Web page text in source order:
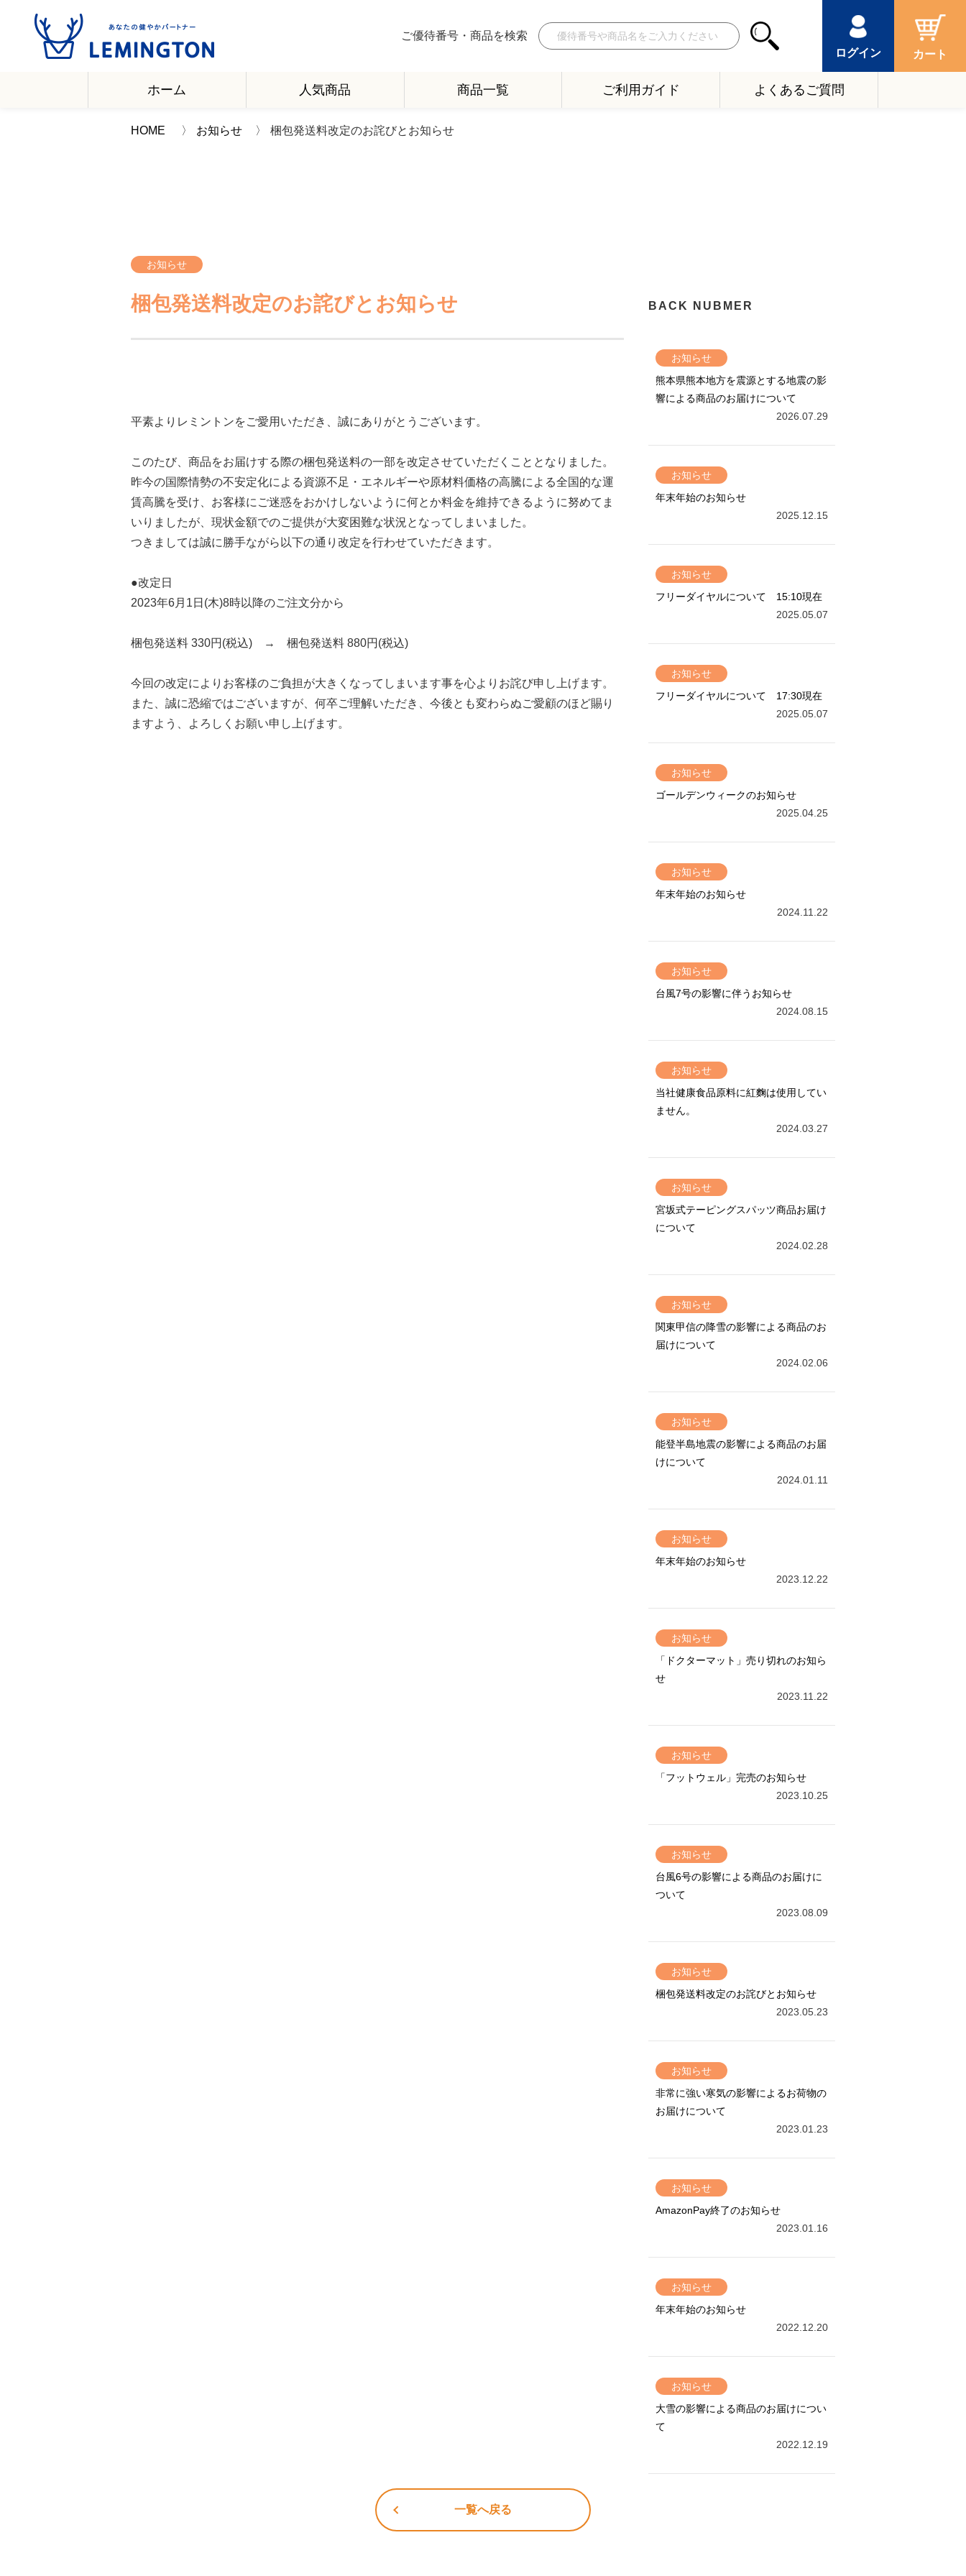
ご優待番号・商品を検索
ログイン
カート
ホーム 人気商品 商品一覧 ご利用ガイド よくあるご質問
HOME お知らせ 梱包発送料改定のお詫びとお知らせ
お知らせ
梱包発送料改定のお詫びとお知らせ BACK NUBMER
お知らせ
熊本県熊本地方を震源とする地震の影
響による商品のお届けについて
2026.07.29
お知らせ
年末年始のお知らせ
2025.12.15
お知らせ
フリーダイヤルについて 15:10現在
2025.05.07
お知らせ
フリーダイヤルについて 17:30現在
2025.05.07
お知らせ
ゴールデンウィークのお知らせ
2025.04.25
お知らせ
年末年始のお知らせ
2024.11.22
お知らせ
台風7号の影響に伴うお知らせ
2024.08.15
お知らせ
当社健康食品原料に紅麴は使用してい
ません。
2024.03.27
お知らせ
宮坂式テーピングスパッツ商品お届け
について
2024.02.28
お知らせ
関東甲信の降雪の影響による商品のお
届けについて
2024.02.06
お知らせ
能登半島地震の影響による商品のお届
けについて
2024.01.11
お知らせ
年末年始のお知らせ
2023.12.22
お知らせ
「ドクターマット」売り切れのお知ら
せ
2023.11.22
お知らせ
「フットウェル」完売のお知らせ
2023.10.25
お知らせ
台風6号の影響による商品のお届けに
ついて
2023.08.09
お知らせ
梱包発送料改定のお詫びとお知らせ
2023.05.23
お知らせ
非常に強い寒気の影響によるお荷物の
お届けについて
2023.01.23
お知らせ
AmazonPay終了のお知らせ
2023.01.16
お知らせ
年末年始のお知らせ
2022.12.20
お知らせ
大雪の影響による商品のお届けについ
て
2022.12.19
平素よりレミントンをご愛用いただき、誠にありがとうございます。
このたび、商品をお届けする際の梱包発送料の一部を改定させていただくこととなりました。
昨今の国際情勢の不安定化による資源不足・エネルギーや原材料価格の高騰による全国的な運
賃高騰を受け、お客様にご迷惑をおかけしないように何とか料金を維持できるように努めてま
いりましたが、現状金額でのご提供が大変困難な状況となってしまいました。
つきましては誠に勝手ながら以下の通り改定を行わせていただきます。
●改定日
2023年6月1日(木)8時以降のご注文分から
梱包発送料 330円(税込) → 梱包発送料 880円(税込)
今回の改定によりお客様のご負担が大きくなってしまいます事を心よりお詫び申し上げます。
また、誠に恐縮ではございますが、何卒ご理解いただき、今後とも変わらぬご愛顧のほど賜り
ますよう、よろしくお願い申し上げます。
一覧へ戻る